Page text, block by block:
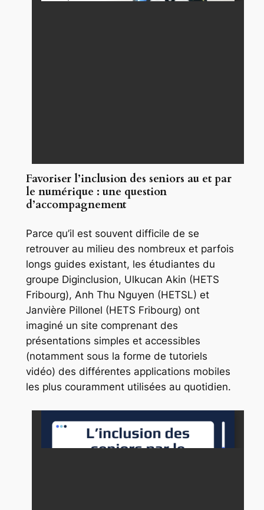
Favoriser l’inclusion des seniors au et par
le numérique : une question
d’accompagnement
Parce qu’il est souvent difficile de se
retrouver au milieu des nombreux et parfois
longs guides existant, les étudiantes du
groupe Diginclusion, Ulkucan Akin (HETS
Fribourg), Anh Thu Nguyen (HETSL) et
Janvière Pillonel (HETS Fribourg) ont
imaginé un site comprenant des
présentations simples et accessibles
(notamment sous la forme de tutoriels
vidéo) des différentes applications mobiles
les plus couramment utilisées au quotidien.